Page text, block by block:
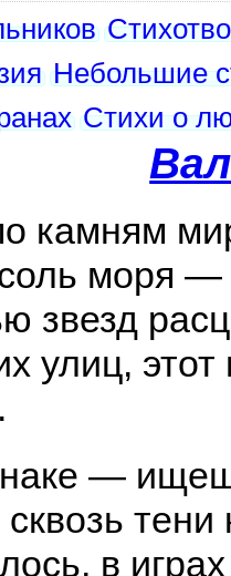
Небольшие
Стихи о
камням
моря
звезд
улиц,
—
в